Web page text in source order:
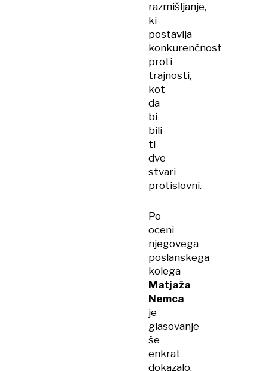
razmišljanje,
ki
postavlja
konkurenčnost
proti
trajnosti,
kot
da
bi
bili
ti
dve
stvari
protislovni.
Po
oceni
njegovega
poslanskega
kolega
Matjaža
Nemca
je
glasovanje
še
enkrat
dokazalo,